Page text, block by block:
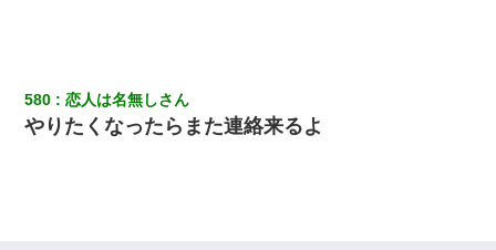
580 恋人は名無しさん
やりたくなったらまた連絡来るよ